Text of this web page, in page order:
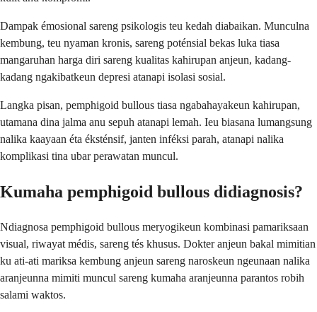
Dampak émosional sareng psikologis teu kedah diabaikan. Munculna
kembung, teu nyaman kronis, sareng poténsial bekas luka tiasa
mangaruhan harga diri sareng kualitas kahirupan anjeun, kadang-
kadang ngakibatkeun depresi atanapi isolasi sosial.
Langka pisan, pemphigoid bullous tiasa ngabahayakeun kahirupan,
utamana dina jalma anu sepuh atanapi lemah. Ieu biasana lumangsung
nalika kaayaan éta éksténsif, janten inféksi parah, atanapi nalika
komplikasi tina ubar perawatan muncul.
Kumaha pemphigoid bullous didiagnosis?
Ndiagnosa pemphigoid bullous meryogikeun kombinasi pamariksaan
visual, riwayat médis, sareng tés khusus. Dokter anjeun bakal mimitian
ku ati-ati mariksa kembung anjeun sareng naroskeun ngeunaan nalika
aranjeunna mimiti muncul sareng kumaha aranjeunna parantos robih
salami waktos.